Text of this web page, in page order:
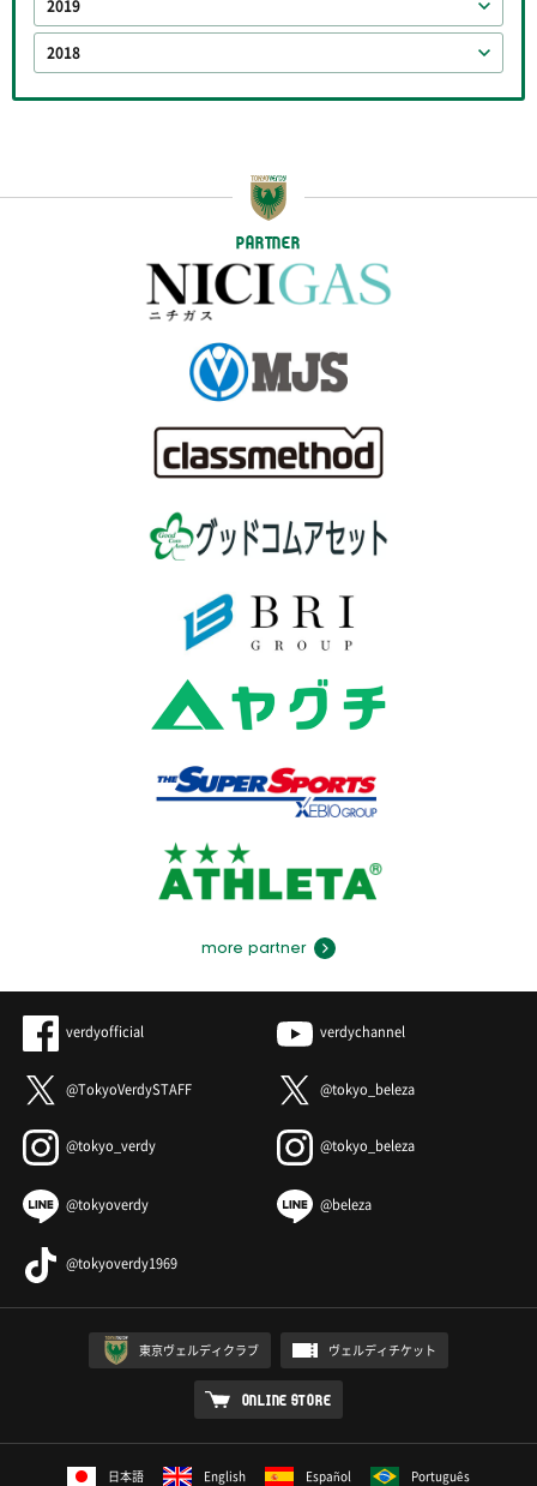
2019
2018
PARTNER
more partner
verdyofficial verdychannel
@TokyoVerdySTAFF @tokyo_beleza
@tokyo_verdy @tokyo_beleza
@tokyoverdy @beleza
@tokyoverdy1969
東京ヴェルディクラブ ヴェルディチケット
ONLINE STORE
日本語 English Español Português